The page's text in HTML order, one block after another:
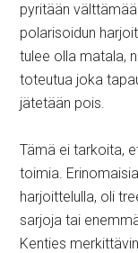
pyritään
polarisoidun
tulee olla matala,
toteutua joka
jätetään pois.
Tämä ei tarkoita,
toimia.
harjoittelulla, oli
sarjoja tai
Kenties